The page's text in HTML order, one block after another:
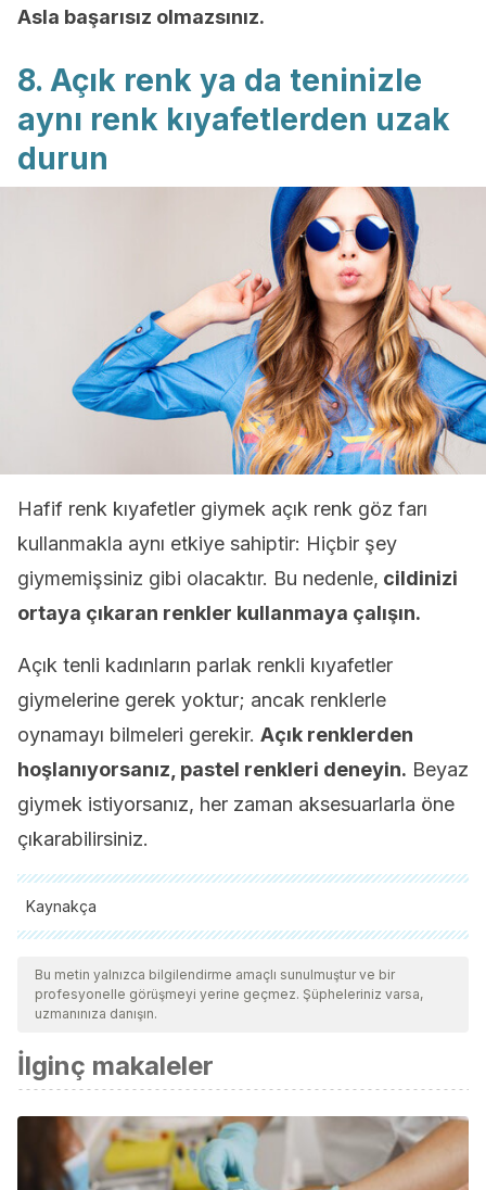
Asla başarısız olmazsınız.
8. Açık renk ya da teninizle
aynı renk kıyafetlerden uzak
durun
Hafif renk kıyafetler giymek açık renk göz farı
kullanmakla aynı etkiye sahiptir: Hiçbir şey
giymemişsiniz gibi olacaktır. Bu nedenle, cildinizi
ortaya çıkaran renkler kullanmaya çalışın.
Açık tenli kadınların parlak renkli kıyafetler
giymelerine gerek yoktur; ancak renklerle
oynamayı bilmeleri gerekir. Açık renklerden
hoşlanıyorsanız, pastel renkleri deneyin. Beyaz
giymek istiyorsanız, her zaman aksesuarlarla öne
çıkarabilirsiniz.
Kaynakça
Tüm alıntı yapılan kaynaklar, kalitelerini, güvenilirliklerini,
güncelliklerini ve geçerliliklerini sağlamak için ekibimiz
tarafından derinlemesine incelendi. Bu makalenin bibliyografisi
kabul edildi.
Cosmopolitan. [Internet].‘Make up Tricks’ para pieles
pálidas.2018. Disponible
en:https://www.cosmopolitan.com.mx/belleza/que-trucos-
puedo-hacer-para-verme-menos-palida/
Bu metin yalnızca bilgilendirme amaçlı sunulmuştur ve bir
profesyonelle görüşmeyi yerine geçmez. Şüpheleriniz varsa,
uzmanınıza danışın.
İlginç makaleler